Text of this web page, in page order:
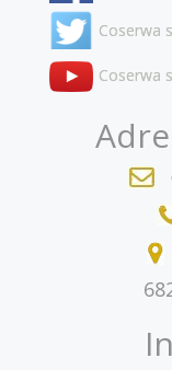
Coserwa
Coserwa